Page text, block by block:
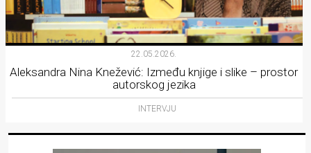
22.05.2026.
Aleksandra Nina Knežević: Između knjige i slike – prostor
autorskog jezika
INTERVJU